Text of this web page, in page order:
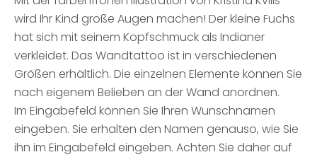
wird Ihr Kind große Augen machen! Der kleine Fuchs
hat sich mit seinem Kopfschmuck als Indianer
verkleidet. Das Wandtattoo ist in verschiedenen
Größen erhältlich. Die einzelnen Elemente können Sie
nach eigenem Belieben an der Wand anordnen.
Im Eingabefeld können Sie Ihren Wunschnamen
eingeben. Sie erhalten den Namen genauso, wie Sie
ihn im Eingabefeld eingeben. Achten Sie daher auf